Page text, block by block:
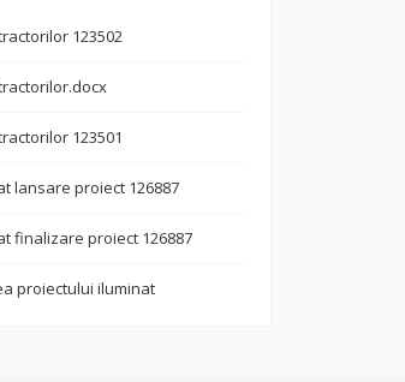
123502
123501
lansare proiect 126887
finalizare proiect 126887
proiectului iluminat